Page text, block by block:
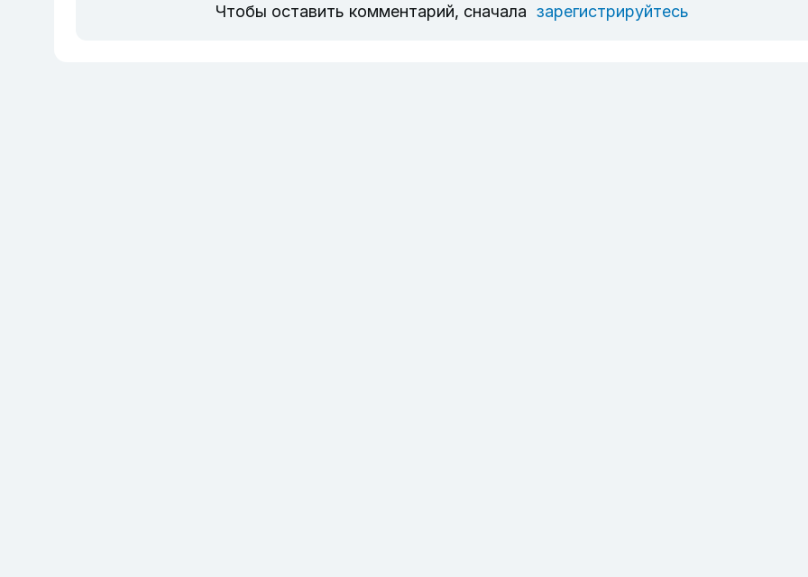
Чтобы оставить комментарий, сначала зарегистрируйтесь